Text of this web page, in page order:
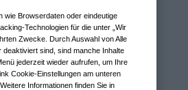
wie Browserdaten oder eindeutige
Technologien für die unter „Wir
Zwecke. Durch Auswahl von Alle
sind, sind manche Inhalte
jederzeit wieder aufrufen, um Ihre
Cookie-Einstellungen am unteren
Informationen finden Sie in